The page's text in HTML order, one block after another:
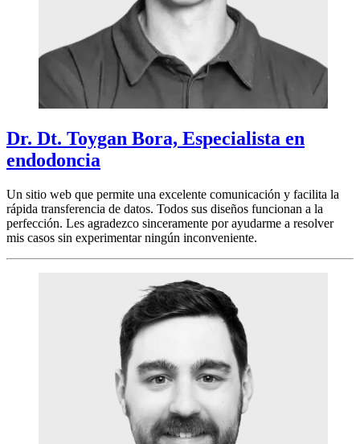
Dr. Dt. Toygan Bora, Especialista en
endodoncia
Un sitio web que permite una excelente comunicación y facilita la
rápida transferencia de datos. Todos sus diseños funcionan a la
perfección. Les agradezco sinceramente por ayudarme a resolver
mis casos sin experimentar ningún inconveniente.